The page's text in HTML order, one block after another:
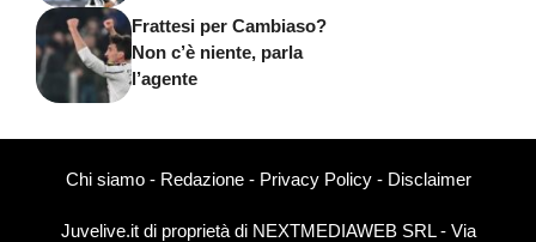
Frattesi per Cambiaso?
Non c’è niente, parla
l’agente
Chi siamo- Redazione- Privacy Policy- Disclaimer
Juvelive.it di proprietà di NEXTMEDIAWEB SRL - Via